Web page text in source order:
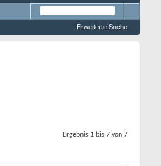
Erweiterte Suche
Ergebnis 1 bis 7 von 7